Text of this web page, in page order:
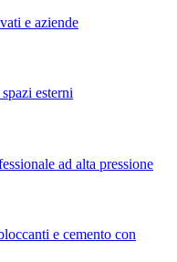
e aziende
esterni
ad alta pressione
e cemento con